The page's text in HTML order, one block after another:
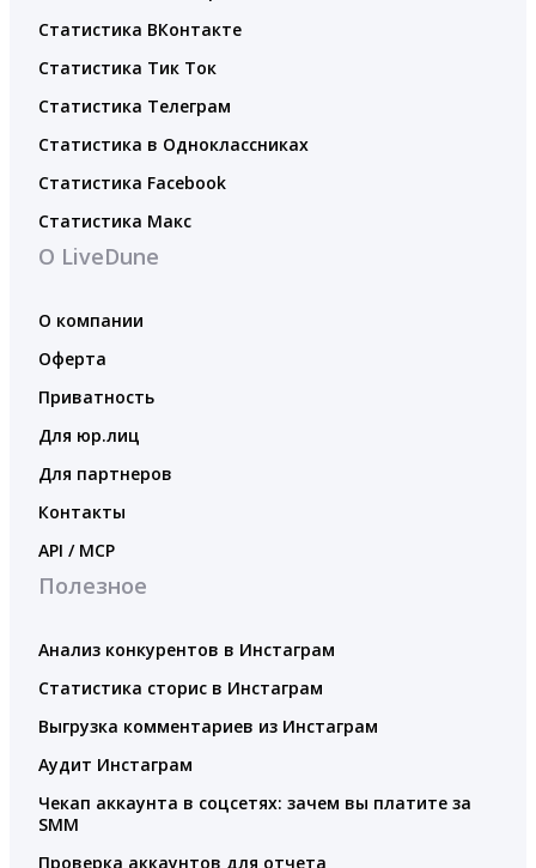
Статистика ВКонтакте
Статистика Тик Ток
Статистика Телеграм
Статистика в Одноклассниках
Статистика Facebook
Статистика Макс
О LiveDune
О компании
Оферта
Приватность
Для юр.лиц
Для партнеров
Контакты
API / MCP
Полезное
Анализ конкурентов в Инстаграм
Статистика сторис в Инстаграм
Выгрузка комментариев из Инстаграм
Аудит Инстаграм
Чекап аккаунта в соцсетях: зачем вы платите за
SMM
Проверка аккаунтов для отчета